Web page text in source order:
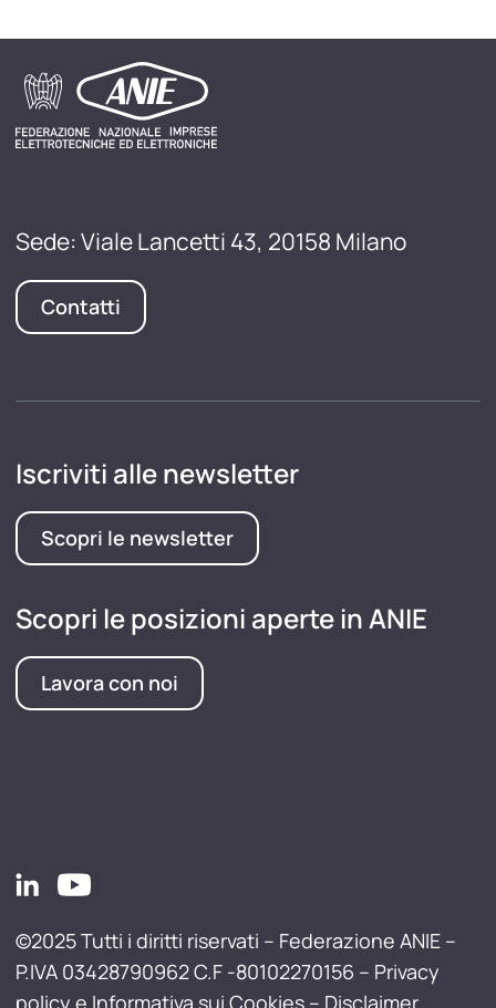
Sede: Viale Lancetti 43, 20158 Milano
Contatti
Iscriviti alle newsletter
Scopri le newsletter
Scopri le posizioni aperte in ANIE
Lavora con noi
©2025 Tutti i diritti riservati – Federazione ANIE –
P.IVA 03428790962 C.F -80102270156 – Privacy